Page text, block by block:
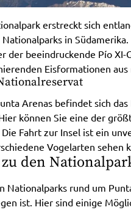
erstreckt sich
in
der beeindruckende Pío
Eisformationen
Arenas befindet sich
können Sie eine der
Fahrt zur Insel ist ein
Vogelarten sehen
den
Nationalparks rund um
ist. Hier sind einige